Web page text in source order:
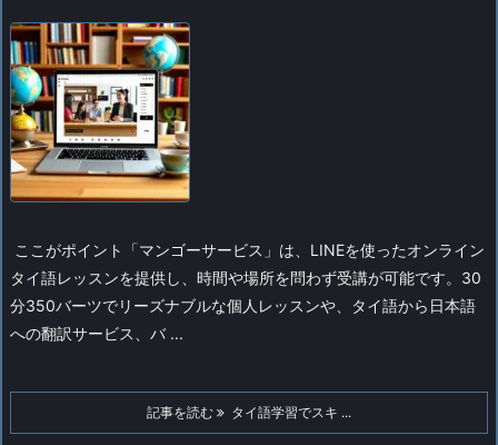
ここがポイント
「マンゴーサービス」は、LINEを使ったオンライン
タイ語レッスンを提供し、時間や場所を問わず受講が可能です。30
分350バーツでリーズナブルな個人レッスンや、タイ語から日本語
への翻訳サービス、バ ...
記事を読む タイ語学習でスキ ...